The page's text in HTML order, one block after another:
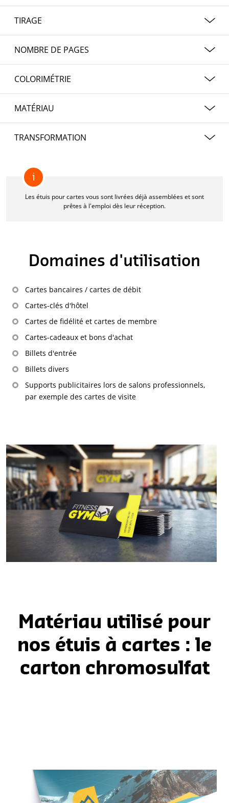
9 x 6 cm
TIRAGE
De 100 à 5 000 exemplaires
NOMBRE DE PAGES
1
COLORIMÉTRIE
MATÉRIAU
Carton chromosulfat
TRANSFORMATION
i
Les étuis pour cartes vous sont livrées déjà assemblées et sont
prêtes à l'emploi dès leur réception.
Domaines d'utilisation
Cartes bancaires / cartes de débit
Cartes-clés d'hôtel
Cartes de fidélité et cartes de membre
Cartes-cadeaux et bons d'achat
Billets d'entrée
Billets divers
Supports publicitaires lors de salons professionnels,
par exemple des cartes de visite
Matériau utilisé pour
nos étuis à cartes : le
carton chromosulfat